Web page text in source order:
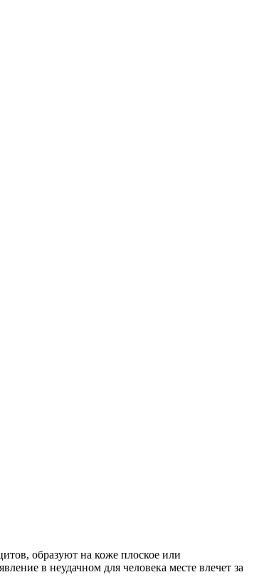
образуют на коже плоское или
в неудачном для человека месте влечет за